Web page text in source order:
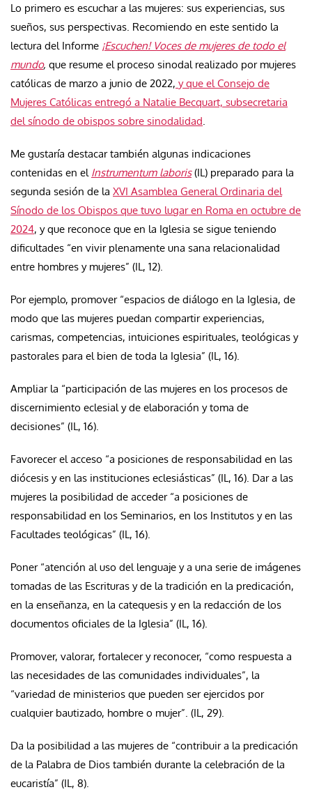
Lo primero es escuchar a las mujeres: sus experiencias, sus
sueños, sus perspectivas. Recomiendo en este sentido la
lectura del Informe ¡Escuchen! Voces de mujeres de todo el
mundo, que resume el proceso sinodal realizado por mujeres
católicas de marzo a junio de 2022, y que el Consejo de
Mujeres Católicas entregó a Natalie Becquart, subsecretaria
del sínodo de obispos sobre sinodalidad
Me gustaría destacar también algunas indicaciones
contenidas en el Instrumentum laboris(IL) preparado para la
segunda sesión de la XVI Asamblea General Ordinaria del
Sínodo de los Obispos que tuvo lugar en Roma en octubre de
2024, y que reconoce que en la Iglesia se sigue teniendo
dificultades “en vivir plenamente una sana relacionalidad
entre hombres y mujeres” (IL, 12).
Por ejemplo, promover “espacios de diálogo en la Iglesia, de
modo que las mujeres puedan compartir experiencias,
carismas, competencias, intuiciones espirituales, teológicas y
pastorales para el bien de toda la Iglesia” (IL, 16).
Ampliar la “participación de las mujeres en los procesos de
discernimiento eclesial y de elaboración y toma de
decisiones” (IL, 16).
Favorecer el acceso “a posiciones de responsabilidad en las
diócesis y en las instituciones eclesiásticas” (IL, 16). Dar a las
mujeres la posibilidad de acceder “a posiciones de
responsabilidad en los Seminarios, en los Institutos y en las
Facultades teológicas” (IL, 16).
Poner “atención al uso del lenguaje y a una serie de imágenes
tomadas de las Escrituras y de la tradición en la predicación,
en la enseñanza, en la catequesis y en la redacción de los
documentos oficiales de la Iglesia” (IL, 16).
Promover, valorar, fortalecer y reconocer, “como respuesta a
las necesidades de las comunidades individuales”, la
“variedad de ministerios que pueden ser ejercidos por
cualquier bautizado, hombre o mujer”. (IL, 29).
Da la posibilidad a las mujeres de “contribuir a la predicación
de la Palabra de Dios también durante la celebración de la
eucaristía” (IL, 8).